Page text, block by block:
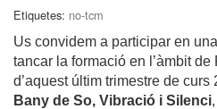
Etiquetes: no-tcm
Us convidem a participar en
tancar la formació en l’àmbit
d’aquest últim trimestre de curs
Bany de So, Vibració i Silenci